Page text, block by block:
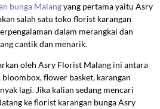
bunga Malangyang pertama yaitu Asry
salah satu toko florist karangan
dalam merangkai dan
cantik dan menarik.
oleh Asry Florist Malang ini antara
flower basket, karangan
lagi. Jika kalian sedang mencari
ke florist karangan bunga Asry